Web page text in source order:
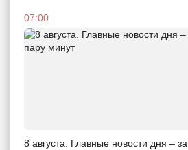
07:00
8 августа. Главные новости дня – за